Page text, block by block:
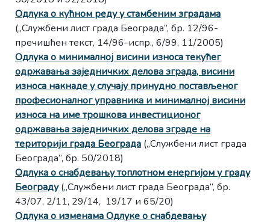
Одлука о кућном реду у стамбеним зградама
(„Службени лист града Београда”, бр. 12/96-
пречишћен текст, 14/96-испр., 6/99, 11/2005)
Одлука о минималној висини износа текућег
одржавања заједничких делова зграда, висини
износа накнаде у случају принудно постављеног
професионалног управника и минималној висини
износа на име трошкова инвестиционог
одржавања заједничких делова зграде на
територији града Београда („Службени лист града
Београда”, бр. 50/2018)
Одлука о снабдевању топлотном енергијом у граду
Београду(„Службени лист града Београда”, бр.
43/07, 2/11, 29/14, 19/17 и 65/20)
Одлука о изменама Одлуке о снабдевању